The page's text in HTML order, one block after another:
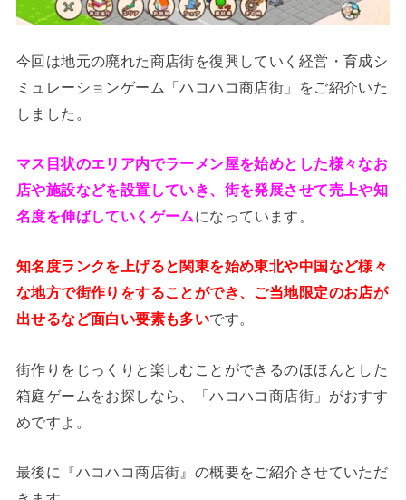
今回は地元の廃れた商店街を復興していく経営・育成シ
ミュレーションゲーム「ハコハコ商店街」をご紹介いた
しました。
マス目状のエリア内でラーメン屋を始めとした様々なお
店や施設などを設置していき、街を発展させて売上や知
名度を伸ばしていくゲームになっています。
知名度ランクを上げると関東を始め東北や中国など様々
な地方で街作りをすることができ、ご当地限定のお店が
出せるなど面白い要素も多いです。
街作りをじっくりと楽しむことができるのほほんとした
箱庭ゲームをお探しなら、「ハコハコ商店街」がおすす
めですよ。
最後に『ハコハコ商店街』の概要をご紹介させていただ